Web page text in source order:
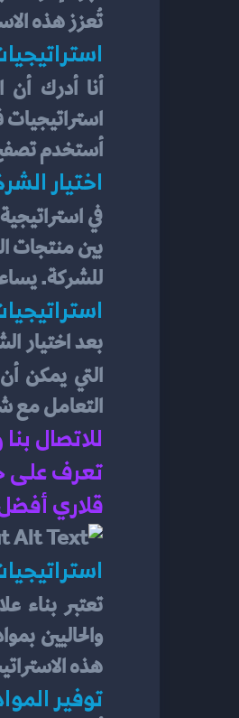
تُعزز هذه
أنا أدرك
أستخدم تصفح
اختيار
في استراتيجية
للشركة.
التي يمكن
التعامل مع
للاتصال
تعرف على
قلاري
تعتبر بناء
هذه
توفير